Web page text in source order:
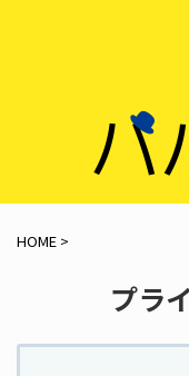
HOME >
プラ